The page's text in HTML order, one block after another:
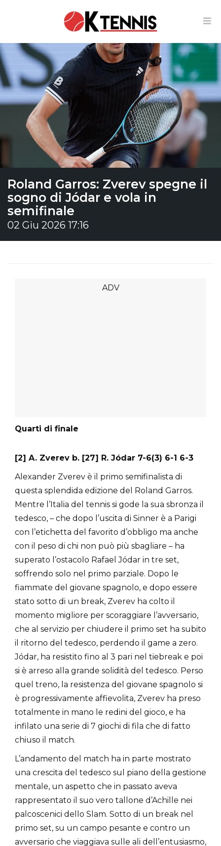
Roland Garros: Zverev spegne il
sogno di Jódar e vola in
semifinale
02 Giu 2026 17:16
Quarti di finale
[2] A. Zverev b. [27] R. Jódar 7-6(3) 6-1 6-3
Alexander Zverev è il primo semifinalista di
questa splendida edizione del Roland Garros.
Mentre l’Italia del tennis si gode la sua sbronza il
tedesco, – che dopo l’uscita di Sinner è a Parigi
con l’etichetta del favorito d’obbligo ma anche
con il peso di chi non può più sbagliare – ha
superato l’ostacolo Rafael Jódar in tre set,
soffrendo solo nel primo parziale. Dopo le
fiammate del giovane spagnolo, e dopo essere
stato sotto di un break, Zverev ha colto il
momento migliore per scoraggiare l’avversario,
che al servizio per chiudere il primo set ha subito
il ritorno del tedesco, perdendo il game a zero.
Jódar, ha resistito fino al 3 pari nel tiebreak e poi
si è arreso alla grande solidità del tedesco. Perso
quel treno, la resistenza del giovane spagnolo si
è progressivamente affievolita, Zverev ha preso
totalmente in mano le redini del gioco, e ha
infilato una serie di 7 giochi di fila che di fatto
chiuso il match.
L’andamento del match ha in parte mostrato
una crescita del tedesco sul piano della gestione
mentale, un aspetto che in passato aveva
rappresentato il suo vero tallone d’Achille nei
palcoscenici dello Slam. Sotto di un break nel
primo set, su un campo pesante e contro un
avversario che viaggiava sulle ali dell’entusiasmo,